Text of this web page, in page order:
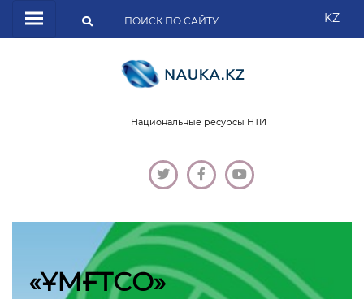
KZ
Национальные ресурсы НТИ
«ҰМҒТСО»